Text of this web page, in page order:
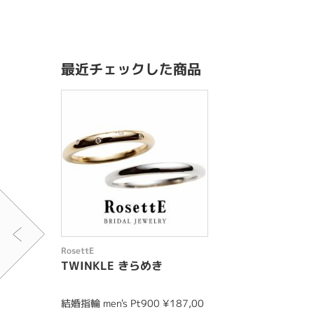
最近チェックした商品
RosettE
TWINKLE きらめき
結婚指輪 men's Pt900 ¥187,00